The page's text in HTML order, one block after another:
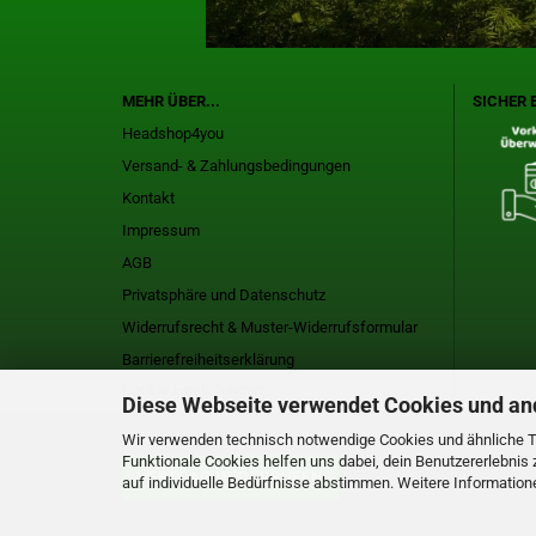
Diese Webseite verwendet Cookies und
Wir verwenden technisch notwendige Cookies und ähnliche
Funktionale Cookies helfen uns dabei, dein
auf individuelle Bedürfnisse abstimmen. Weitere
MEHR ÜBER...
Headshop4you
Versand- & Zahlungsbedingungen
Kontakt
Impressum
AGB
Privatsphäre und Datenschutz
Widerrufsrecht & Muster-Widerrufsformular
Barrierefreiheitserklärung
SICHER
VERTRAG WIDERRUFEN